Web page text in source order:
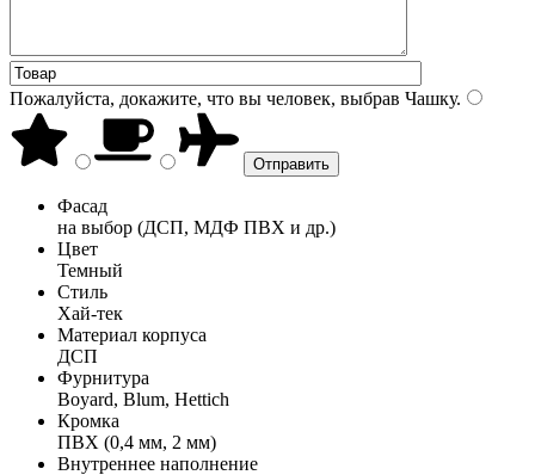
Пожалуйста, докажите, что вы человек, выбрав Чашку.
Фасад
на выбор (ДСП, МДФ ПВХ и др.)
Цвет
Темный
Стиль
Хай-тек
Материал корпуса
ДСП
Фурнитура
Boyard, Blum, Hettich
Кромка
ПВХ (0,4 мм, 2 мм)
Внутреннее наполнение